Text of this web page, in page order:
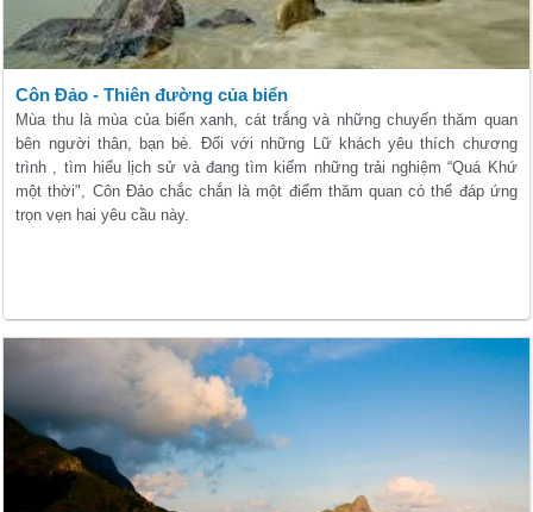
Côn Đảo - Thiên đường của biển
Mùa thu là mùa của biển xanh, cát trắng và những chuyến thăm quan
bên người thân, bạn bè. Đối với những Lữ khách yêu thích chương
trình , tìm hiểu lịch sử và đang tìm kiếm những trải nghiệm “Quá Khứ
một thời", Côn Đảo chắc chắn là một điểm thăm quan có thể đáp ứng
trọn vẹn hai yêu cầu này.